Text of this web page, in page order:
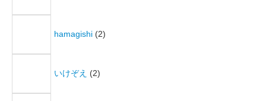
hamagishi (2)
いけぞえ (2)